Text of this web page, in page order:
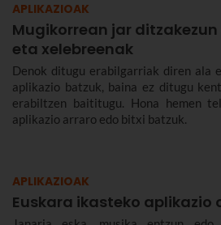
APLIKAZIOAK
Mugikorrean jar
eta xelebreenak
Denok ditugu erabilgarriak diren ala
aplikazio batzuk, baina ez ditugu
erabiltzen baititugu. Hona hemen
aplikazio arraro edo bitxi batzuk.
APLIKAZIOAK
Euskara ikasteko aplikazio